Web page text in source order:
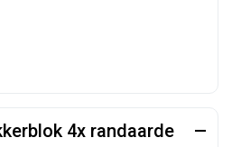
4x randaarde